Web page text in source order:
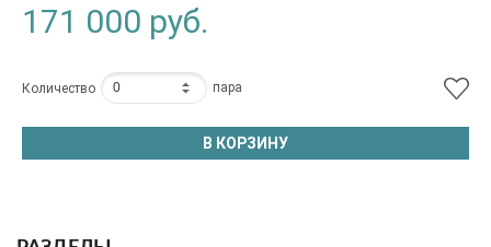
171 000 руб.
Количество пара
В КОРЗИНУ